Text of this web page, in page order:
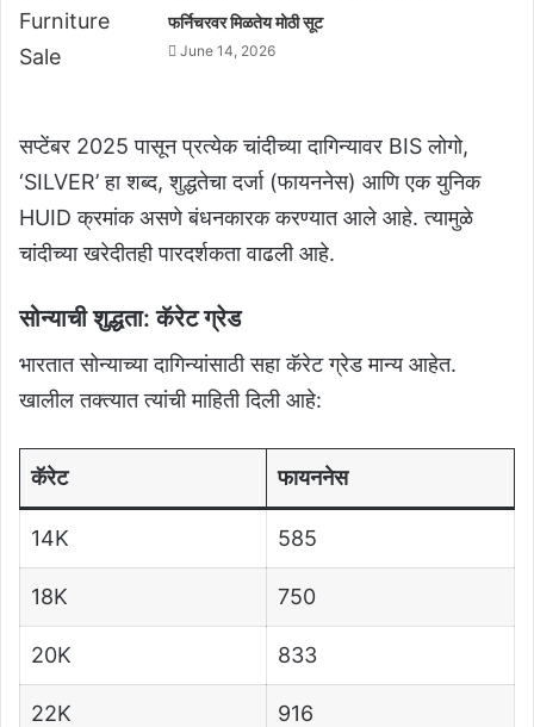
फर्निचरवर मिळतेय मोठी सूट
June 14, 2026
सप्टेंबर 2025 पासून प्रत्येक चांदीच्या दागिन्यावर BIS लोगो,
‘SILVER’ हा शब्द, शुद्धतेचा दर्जा (फायननेस) आणि एक युनिक
HUID क्रमांक असणे बंधनकारक करण्यात आले आहे. त्यामुळे
चांदीच्या खरेदीतही पारदर्शकता वाढली आहे.
सोन्याची शुद्धता: कॅरेट ग्रेड
भारतात सोन्याच्या दागिन्यांसाठी सहा कॅरेट ग्रेड मान्य आहेत.
खालील तक्त्यात त्यांची माहिती दिली आहे:
कॅरेट फायननेस
14K 585
18K 750
20K 833
22K 916